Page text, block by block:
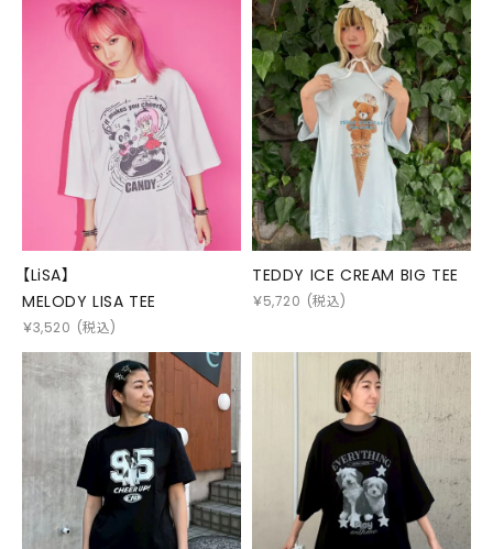
【LiSA】
MELODY LISA TEE
￥3,520 (税込)
TEDDY ICE CREAM BIG TEE
￥5,720 (税込)